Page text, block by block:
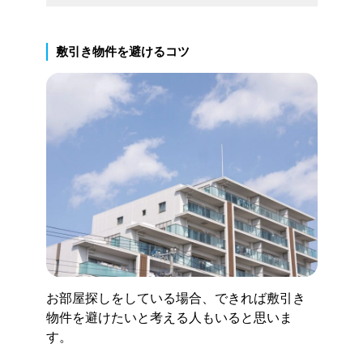
敷引き物件を避けるコツ
お部屋探しをしている場合、できれば敷引き
物件を避けたいと考える人もいると思いま
す。